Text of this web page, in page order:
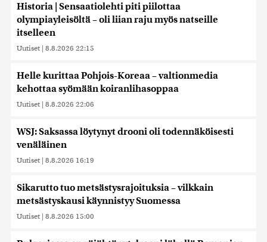
Historia | Sensaatiolehti piti piilottaa
olympiayleisöltä – oli liian raju myös natseille
itselleen
Uutiset | 8.8.2026 22:15
Helle kurittaa Pohjois-Koreaa – valtionmedia
kehottaa syömään koiranlihasoppaa
Uutiset | 8.8.2026 22:06
WSJ: Saksassa löytynyt drooni oli todennäköisesti
venäläinen
Uutiset | 8.8.2026 16:19
Sikarutto tuo metsästysrajoituksia – vilkkain
metsästyskausi käynnistyy Suomessa
Uutiset | 8.8.2026 15:00